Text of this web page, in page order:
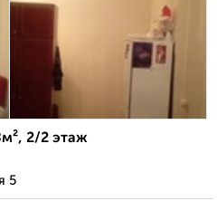
2/2 этаж
5